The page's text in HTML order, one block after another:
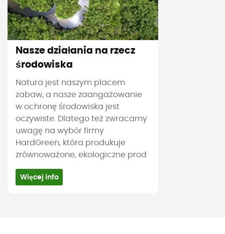
Nasze działania na rzecz
środowiska
Natura jest naszym placem
zabaw, a nasze zaangażowanie
w ochronę środowiska jest
oczywiste. Dlatego też zwracamy
uwagę na wybór firmy
HardGreen, która produkuje
zrównoważone, ekologiczne prod
Więcej info